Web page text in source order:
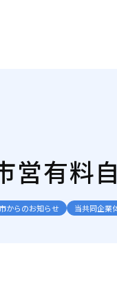
営有料
からのお知らせ 当共同企業